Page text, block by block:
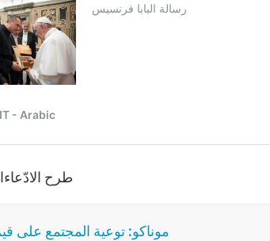
طرح
موناكو: توعية المجتمع على